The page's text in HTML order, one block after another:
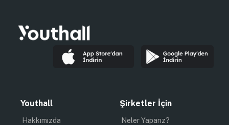
Youthall
Hakkımızda
Şirketler İçin
Neler Yaparız?